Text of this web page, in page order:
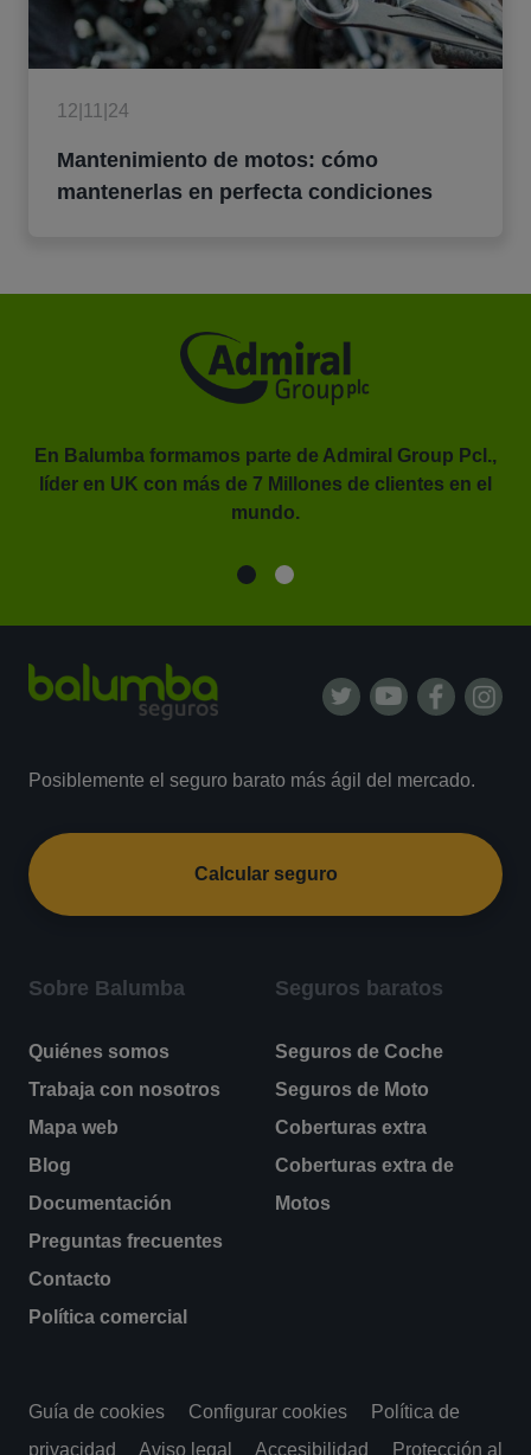
12|11|24
Mantenimiento de motos: cómo
mantenerlas en perfecta condiciones
En Balumba formamos parte de Admiral Group Pcl.,
líder en UK con más de 7 Millones de clientes en el
mundo.
Posiblemente el seguro barato más ágil del mercado.
Calcular seguro
Sobre Balumba
Quiénes somos
Trabaja con nosotros
Mapa web
Blog
Documentación
Preguntas frecuentes
Contacto
Política comercial
Seguros baratos
Seguros de Coche
Seguros de Moto
Coberturas extra
Coberturas extra de
Motos
Guía de cookies Configurar cookies
Política de
privacidad
Aviso legal Accesibilidad
Protección al